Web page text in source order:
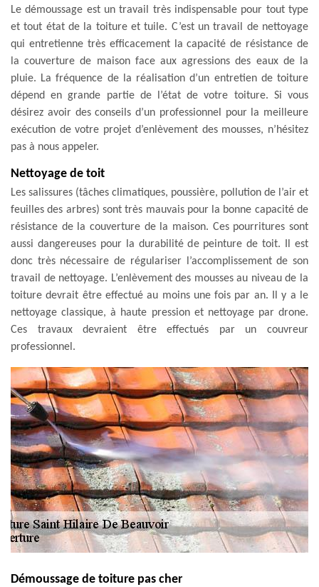
Le démoussage est un travail très indispensable pour tout type
et tout état de la toiture et tuile. C’est un travail de nettoyage
qui entretienne très efficacement la capacité de résistance de
la couverture de maison face aux agressions des eaux de la
pluie. La fréquence de la réalisation d’un entretien de toiture
dépend en grande partie de l’état de votre toiture. Si vous
désirez avoir des conseils d’un professionnel pour la meilleure
exécution de votre projet d’enlèvement des mousses, n’hésitez
pas à nous appeler.
Nettoyage de toit
Les salissures (tâches climatiques, poussière, pollution de l’air et
feuilles des arbres) sont très mauvais pour la bonne capacité de
résistance de la couverture de la maison. Ces pourritures sont
aussi dangereuses pour la durabilité de peinture de toit. Il est
donc très nécessaire de régulariser l’accomplissement de son
travail de nettoyage. L’enlèvement des mousses au niveau de la
toiture devrait être effectué au moins une fois par an. Il y a le
nettoyage classique, à haute pression et nettoyage par drone.
Ces travaux devraient être effectués par un couvreur
professionnel.
Démoussage de toiture pas cher